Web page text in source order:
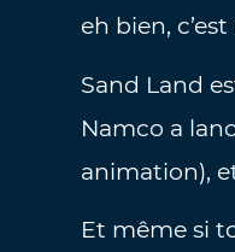
eh bien,
Sand Land
Namco a
animation),
Et même si